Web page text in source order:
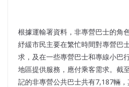
根據運輸署資料，非專營巴士的角
紓緩市民主要在繁忙時間對專營巴
求，及在一些專營巴士和專線小巴
地區提供服務，應付乘客需求。截
記的非專營公共巴士共有7,187輛